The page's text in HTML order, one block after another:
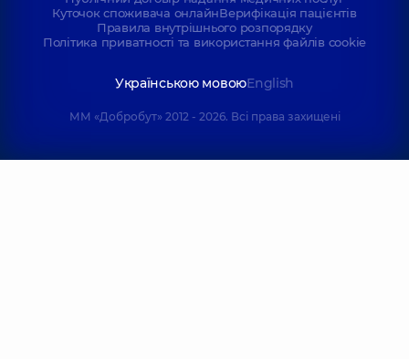
Куточок споживача онлайнВерифікація пацієнтів
Правила внутрішнього розпорядку
Політика приватності та використання файлів cookie
Українською мовоюEnglish
ММ «Добробут» 2012 - 2026. Всі права захищені